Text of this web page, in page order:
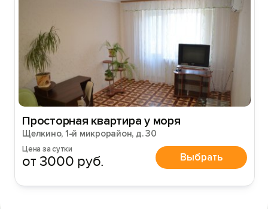
Просторная квартира у моря
Щелкино, 1-й микрорайон, д. 30
Цена за сутки
от 3000 руб. Выбрать